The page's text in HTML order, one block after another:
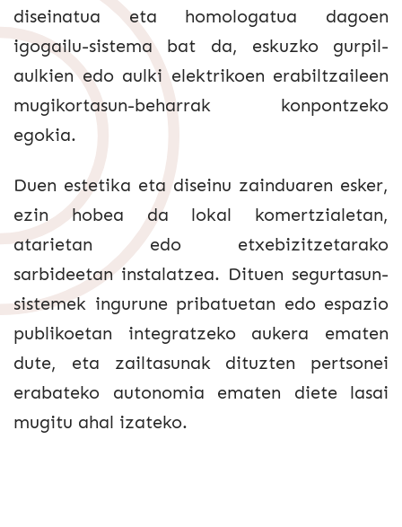
diseinatua eta homologatua dagoen
igogailu-sistema bat da, eskuzko gurpil-
aulkien edo aulki elektrikoen erabiltzaileen
mugikortasun-beharrak konpontzeko
egokia.
Duen estetika eta diseinu zainduaren esker,
ezin hobea da lokal komertzialetan,
atarietan edo etxebizitzetarako
sarbideetan instalatzea. Dituen segurtasun-
sistemek ingurune pribatuetan edo espazio
publikoetan integratzeko aukera ematen
dute, eta zailtasunak dituzten pertsonei
erabateko autonomia ematen diete lasai
mugitu ahal izateko.